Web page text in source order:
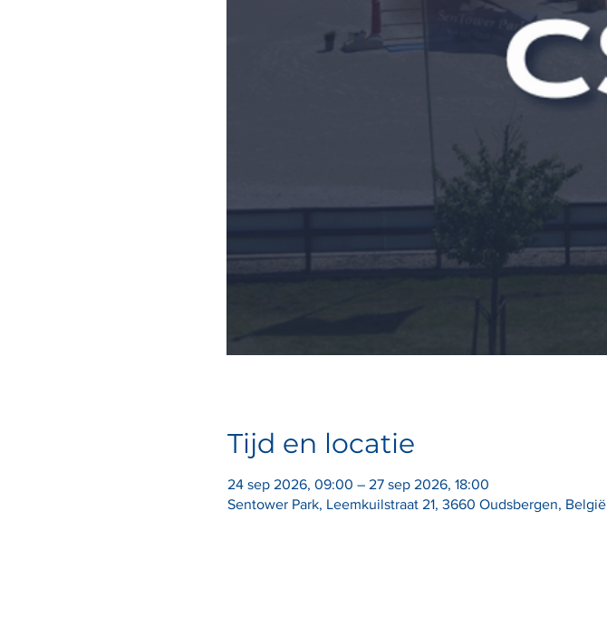
Tijd en locatie
24 sep 2026, 09:00 – 27 sep 2026, 18:00
Sentower Park, Leemkuilstraat 21, 3660 Oudsbergen, België